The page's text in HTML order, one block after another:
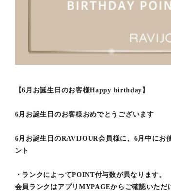
【6月お誕生日のお客様Happy birthday】
6月お誕生日のお客様おめでとうございます
6月お誕生日のRAVIJOUR会員様に、6月中に
ント
・ランクによってPOINT付与数が異なります。
会員ランクはアプリMYPAGEからご確認いただ